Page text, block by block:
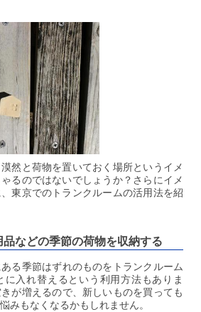
然と荷物を置いておく場所というイメ
るのではないでしょうか？さらにイメ
東京でのトランクルームの活用法を紹
などの季節の荷物を収納する
る季節はずれのものをトランクルーム
に入れ替えるという利用方法もありま
が増えるので、新しいものを買っても
みもなくなるかもしれません。